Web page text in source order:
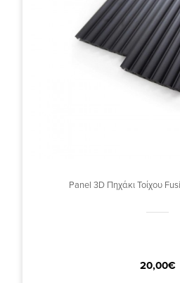
Panel 3D Πηχάκι Τοίχου
20,00€